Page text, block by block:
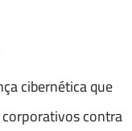
cibernética que
contra